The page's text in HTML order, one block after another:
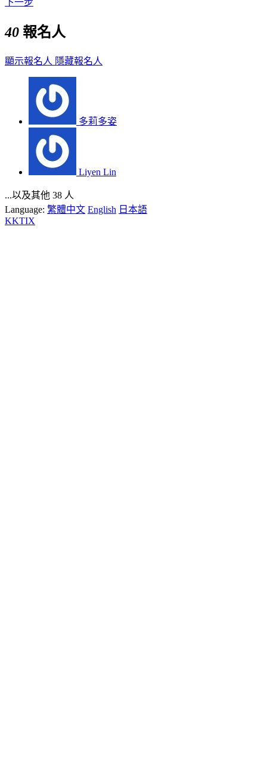
下一步
40 報名人
顯示報名人 隱藏報名人
多莉多姿
Liyen Lin
...以及其他 38 人
Language: 繁體中文 English 日本語
KKTIX